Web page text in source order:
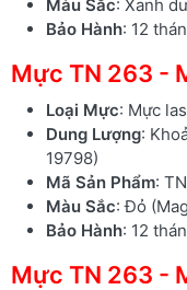
Màu Sắc: Xanh
Bảo Hành: 12
Mực TN 263 -
Loại Mực: Mực
Dung Lượng:
19798)
Mã Sản Phẩm:
Màu Sắc: Đỏ
Bảo Hành: 12
Mực TN 263 -